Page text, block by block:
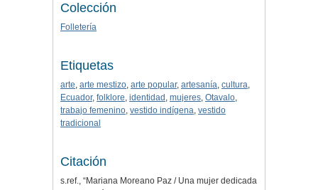
Colección
Folletería
Etiquetas
arte, arte mestizo, arte popular, artesanía, cultura,
Ecuador, folklore, identidad , mujeres, Otavalo,
trabajo femenino, vestido indígena, vestido
tradicional
Citación
s.ref., “Mariana Moreano Paz / Una mujer dedicada